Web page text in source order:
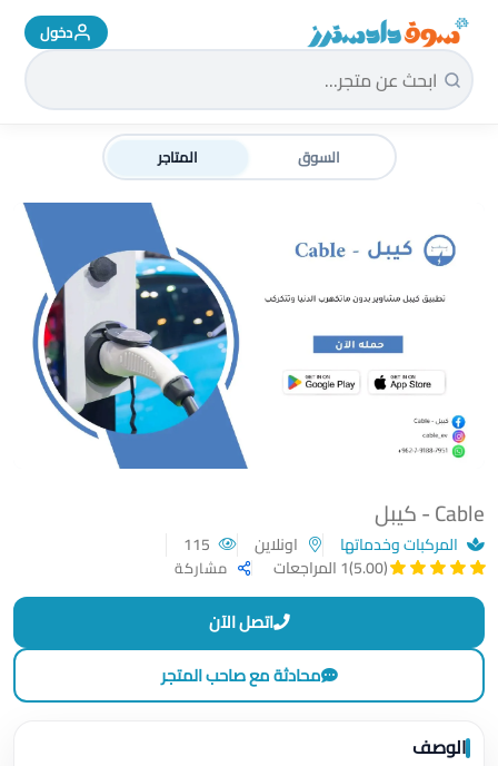
سوق دادسترز الرئيسية دخول
السوق المتاجر
Cable - كيبل
المركبات وخدماتها اونلاين
(5.00)
1 المراجعات مشاركة
اتصل الآن
محادثة مع صاحب المتجر
الوصف